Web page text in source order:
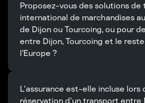
Proposez-vous des solutions de
international de marchandises
de Dijon ou Tourcoing, ou pour
entre Dijon, Tourcoing et le
l’Europe ?
L'assurance est-elle incluse lors
réservation d'un transport entre